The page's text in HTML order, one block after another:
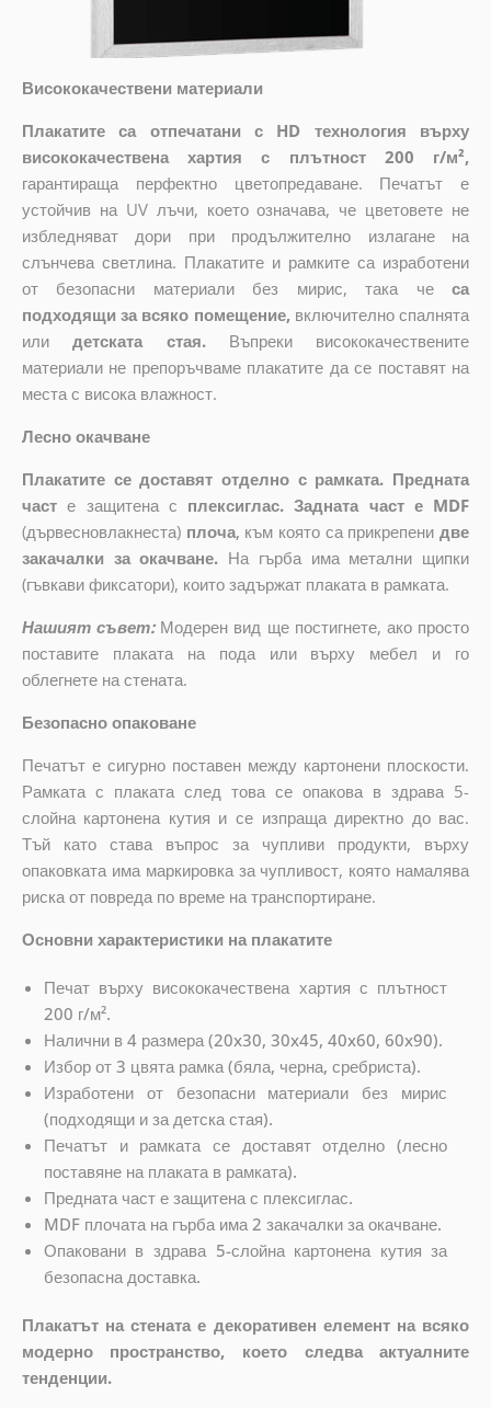
Висококачествени материали
Плакатите са отпечатани с HD технология върху
висококачествена хартия с плътност 200 г/м²,
гарантираща перфектно цветопредаване. Печатът е
устойчив на UV лъчи, което означава, че цветовете не
избледняват дори при продължително излагане на
слънчева светлина. Плакатите и рамките са изработени
от безопасни материали без мирис, така че
са
подходящи за всяко помещение, включително спалнята
или
детската стая.
Въпреки висококачествените
материали не препоръчваме плакатите да се поставят на
места с висока влажност.
Лесно окачване
Плакатите се доставят отделно с рамката. Предната
част е защитена с плексиглас. Задната част е MDF
(дървесновлакнеста) плоча, към която са прикрепени две
закачалки за окачване. На гърба има метални щипки
(гъвкави фиксатори), които задържат плаката в рамката.
Нашият съвет: Модерен вид ще постигнете, ако просто
поставите плаката на пода или върху мебел и го
облегнете на стената.
Безопасно опаковане
Печатът е сигурно поставен между картонени плоскости.
Рамката с плаката след това се опакова в здрава 5-
слойна картонена кутия и се изпраща директно до вас.
Тъй като става въпрос за чупливи продукти, върху
опаковката има маркировка за чупливост, която намалява
риска от повреда по време на транспортиране.
Основни характеристики на плакатите
Печат върху висококачествена хартия с плътност
200 г/м².
Налични в 4 размера (20x30, 30x45, 40x60, 60x90).
Избор от 3 цвята рамка (бяла, черна, сребриста).
Изработени от безопасни материали без мирис
(подходящи и за детска стая).
Печатът и рамката се доставят отделно (лесно
поставяне на плаката в рамката).
Предната част е защитена с плексиглас.
MDF плочата на гърба има 2 закачалки за окачване.
Опаковани в здрава 5-слойна картонена кутия за
безопасна доставка.
Плакатът на стената е декоративен елемент на всяко
модерно пространство, което следва актуалните
тенденции.